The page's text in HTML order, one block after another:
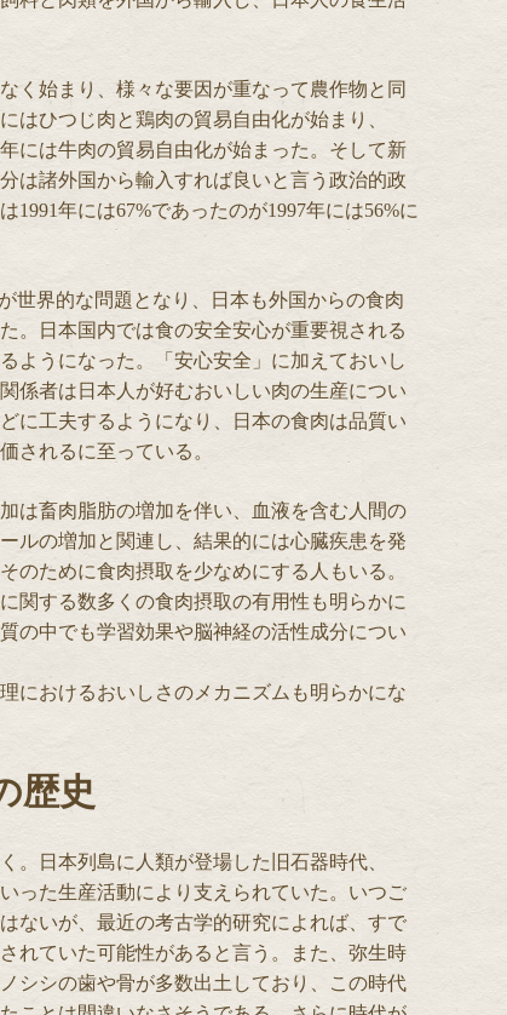
く始まり、様々な要因が重なって農作物と同
はひつじ肉と鶏肉の貿易自由化が始まり、
には牛肉の貿易自由化が始まった。そして新
は諸外国から輸入すれば良いと言う政治的政
1991年には67%であったのが1997年には56%に
世界的な問題となり、日本も外国からの食肉
。日本国内では食の安全安心が重要視される
ようになった。「安心安全」に加えておいし
係者は日本人が好むおいしい肉の生産につい
に工夫するようになり、日本の食肉は品質い
されるに至っている。
は畜肉脂肪の増加を伴い、血液を含む人間の
ルの増加と関連し、結果的には心臓疾患を発
のために食肉摂取を少なめにする人もいる。
関する数多くの食肉摂取の有用性も明らかに
の中でも学習効果や脳神経の活性成分につい
におけるおいしさのメカニズムも明らかにな
歴史
。日本列島に人類が登場した旧石器時代、
った生産活動により支えられていた。いつご
ないが、最近の考古学的研究によれば、すで
れていた可能性があると言う。また、弥生時
シシの歯や骨が多数出土しており、この時代